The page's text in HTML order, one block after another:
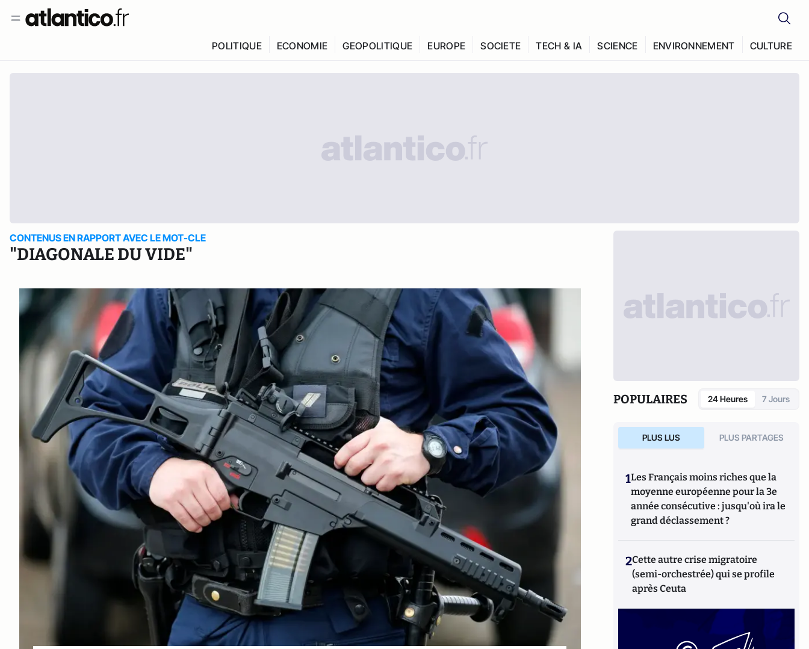
POLITIQUE ECONOMIE GEOPOLITIQUE EUROPE SOCIETE TECH & IA SCIENCE ENVIRONNEMENT CULTURE
CONTENUS EN RAPPORT AVEC LE MOT-CLE
"DIAGONALE DU VIDE"
POPULAIRES 24 Heures 7 Jours
PLUS LUS PLUS PARTAGES
1Les Français moins riches que la
moyenne européenne pour la 3e
année consécutive : jusqu'où ira le
grand déclassement ?
2Cette autre crise migratoire
(semi-orchestrée) qui se profile
après Ceuta